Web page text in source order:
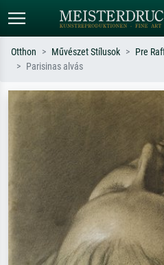
Keressen művész, műcím vagy stílus
impresszionizmus, Hokusai-hullám,
Otthon Művészet Stílusok Pre
Parisinas alvás